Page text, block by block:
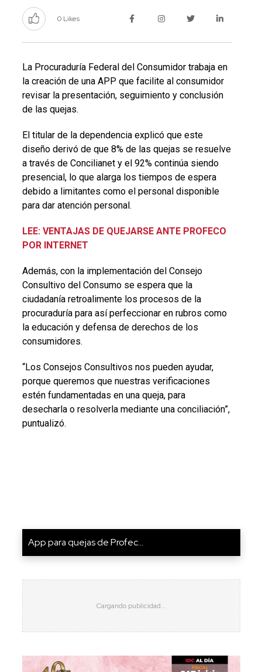
0 Likes
La Procuraduría Federal del Consumidor trabaja en
la creación de una APP que facilite al consumidor
revisar la presentación, seguimiento y conclusión
de las quejas.
El titular de la dependencia explicó que este
diseño derivó de que 8% de las quejas se resuelve
a través de Concilianet y el 92% continúa siendo
presencial, lo que alarga los tiempos de espera
debido a limitantes como el personal disponible
para dar atención personal.
LEE: VENTAJAS DE QUEJARSE ANTE PROFECO
POR INTERNET
Además, con la implementación del Consejo
Consultivo del Consumo se espera que la
ciudadanía retroalimente los procesos de la
procuraduría para así perfeccionar en rubros como
la educación y defensa de derechos de los
consumidores.
“Los Consejos Consultivos nos pueden ayudar,
porque queremos que nuestras verificaciones
estén fundamentadas en una queja, para
desecharla o resolverla mediante una conciliación”,
puntualizó.
App para quejas de Profec...